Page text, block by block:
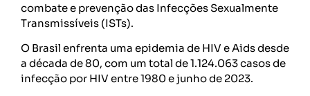
combate e prevenção das Infecções Sexualmente
Transmissíveis (ISTs).
O Brasil enfrenta uma epidemia de HIV e Aids desde
a década de 80, com um total de 1.124.063 casos de
infecção por HIV entre 1980 e junho de 2023.